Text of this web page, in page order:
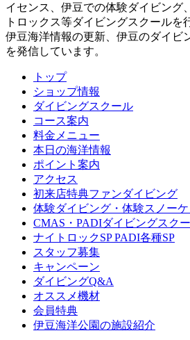
イセンス、伊豆での体験ダイビング
トロックス等ダイビングスクールを
伊豆海洋情報の更新、伊豆のダイビ
を発信しています。
トップ
ショップ情報
ダイビングスクール
コース案内
料金メニュー
本日の海洋情報
ポイント案内
アクセス
初来店特典ファンダイビング
体験ダイビング・体験スノー
CMAS・PADIダイビングスク
ナイトロックSP PADI各種SP
スタッフ募集
キャンペーン
ダイビングQ&A
オススメ機材
会員特典
伊豆海洋公園の施設紹介